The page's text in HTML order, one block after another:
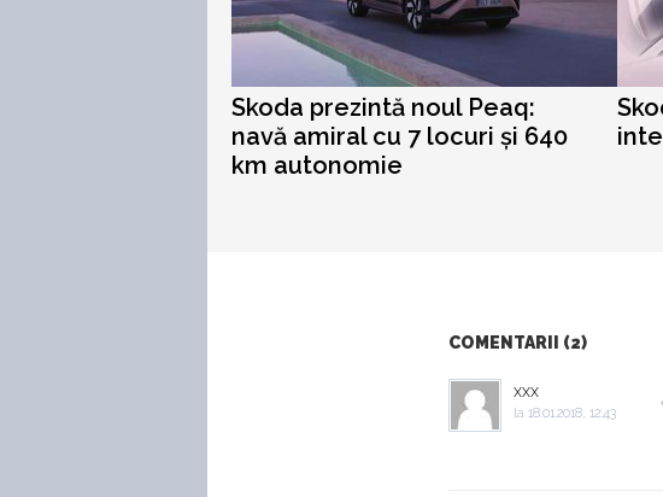
Skoda prezintă noul Peaq:
navă amiral cu 7 locuri și 640
km autonomie
COMENTARII (2)
xxx
la 18.01.2018, 12:43